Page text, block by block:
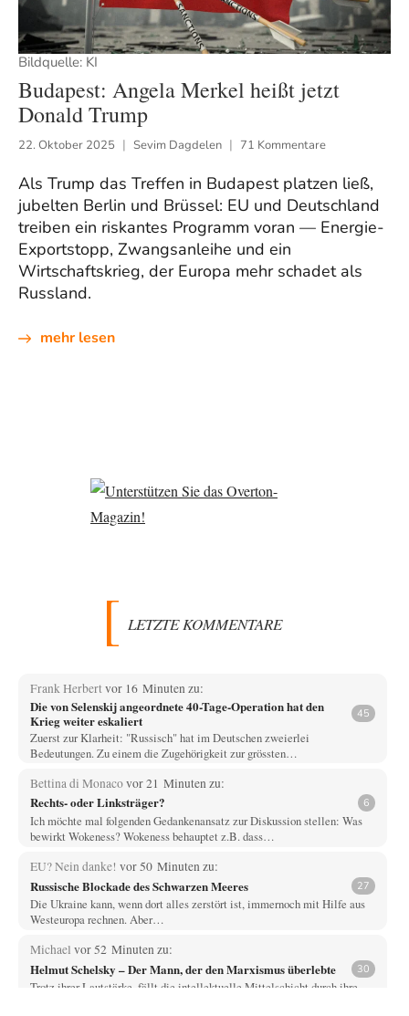
Bildquelle: KI
Budapest: Angela Merkel heißt jetzt
Donald Trump
22. Oktober 2025 Sevim Dagdelen 71 Kommentare
Als Trump das Treffen in Budapest platzen ließ,
jubelten Berlin und Brüssel: EU und Deutschland
treiben ein riskantes Programm voran — Energie-
Exportstopp, Zwangsanleihe und ein
Wirtschaftskrieg, der Europa mehr schadet als
Russland.
mehr lesen
LETZTE KOMMENTARE
Frank Herbertvor 16 Minuten zu:
Die von Selenskij angeordnete 40-Tage-Operation hat den
Krieg weiter eskaliert
45
Zuerst zur Klarheit: "Russisch" hat im Deutschen zweierlei
Bedeutungen. Zu einem die Zugehörigkeit zur grössten…
Bettina di Monacovor 21 Minuten zu:
Rechts- oder Linksträger? 6
Ich möchte mal folgenden Gedankenansatz zur Diskussion stellen: Was
bewirkt Wokeness? Wokeness behauptet z.B. dass…
EU? Nein danke! vor 50 Minuten zu:
Russische Blockade des Schwarzen Meeres 27
Die Ukraine kann, wenn dort alles zerstört ist, immernoch mit Hilfe aus
Westeuropa rechnen. Aber…
Michael vor 52 Minuten zu:
Helmut Schelsky – Der Mann, der den Marxismus überlebte 30
Trotz ihrer Lautstärke, fällt die intellektuelle Mittelschicht durch ihre